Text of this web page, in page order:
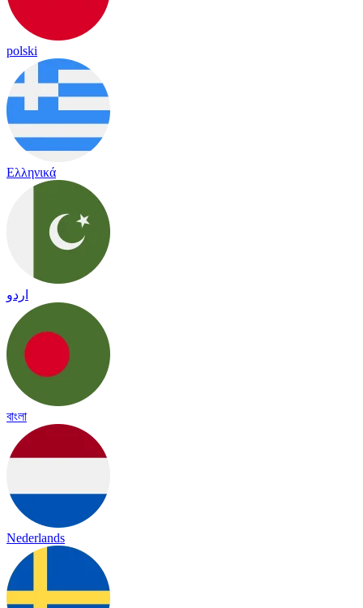
polski
Ελληνικά
اردو
বাংলা
Nederlands